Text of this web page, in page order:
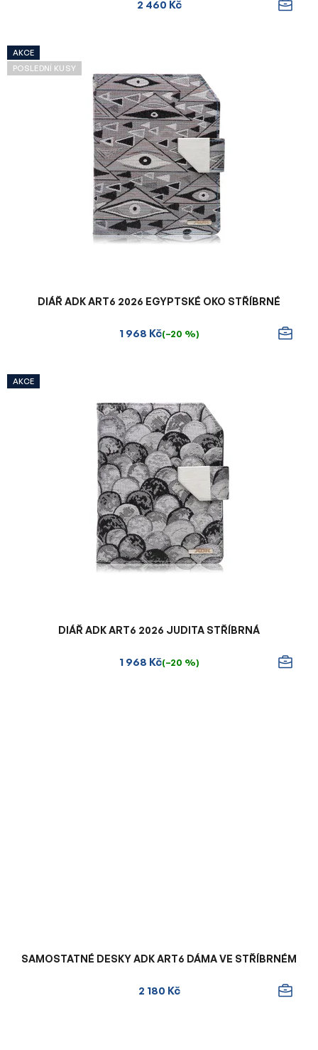
2 460 Kč
AKCE
POSLEDNÍ KUSY
DIÁŘ ADK ART6 2026 EGYPTSKÉ OKO STŘÍBRNÉ
1 968 Kč(–20 %)
AKCE
DIÁŘ ADK ART6 2026 JUDITA STŘÍBRNÁ
1 968 Kč(–20 %)
SAMOSTATNÉ DESKY ADK ART6 DÁMA VE STŘÍBRNÉM
2 180 Kč